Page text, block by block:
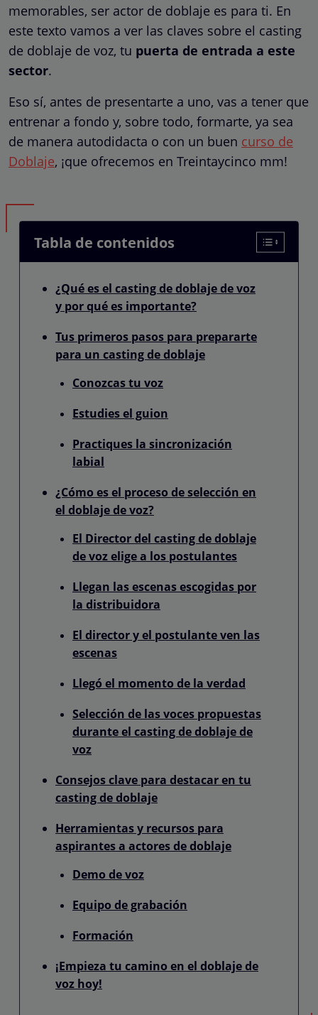
memorables, ser actor de doblaje es para ti. En
este texto vamos a ver las claves sobre el casting
de doblaje de voz, tu puerta de entrada a este
sector.
Eso sí, antes de presentarte a uno, vas a tener que
entrenar a fondo y, sobre todo, formarte, ya sea
de manera autodidacta o con un buen curso de
Doblaje, ¡que ofrecemos en Treintaycinco mm!
Tabla de contenidos
¿Qué es el casting de doblaje de voz
y por qué es importante?
Tus primeros pasos para prepararte
para un casting de doblaje
Conozcas tu voz
Estudies el guion
Practiques la sincronización
labial
¿Cómo es el proceso de selección en
el doblaje de voz?
El Director del casting de doblaje
de voz elige a los postulantes
Llegan las escenas escogidas por
la distribuidora
El director y el postulante ven las
escenas
Llegó el momento de la verdad
Selección de las voces propuestas
durante el casting de doblaje de
voz
Consejos clave para destacar en tu
casting de doblaje
Herramientas y recursos para
aspirantes a actores de doblaje
Demo de voz
Equipo de grabación
Formación
¡Empieza tu camino en el doblaje de
voz hoy!